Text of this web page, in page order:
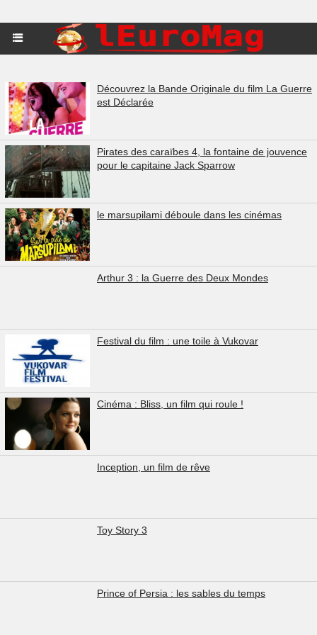
Découvrez la Bande Originale du film La Guerre
est Déclarée
Pirates des caraïbes 4, la fontaine de jouvence
pour le capitaine Jack Sparrow
le marsupilami déboule dans les cinémas
Arthur 3 : la Guerre des Deux Mondes
Festival du film : une toile à Vukovar
Cinéma : Bliss, un film qui roule !
Inception, un film de rêve
Toy Story 3
Prince of Persia : les sables du temps